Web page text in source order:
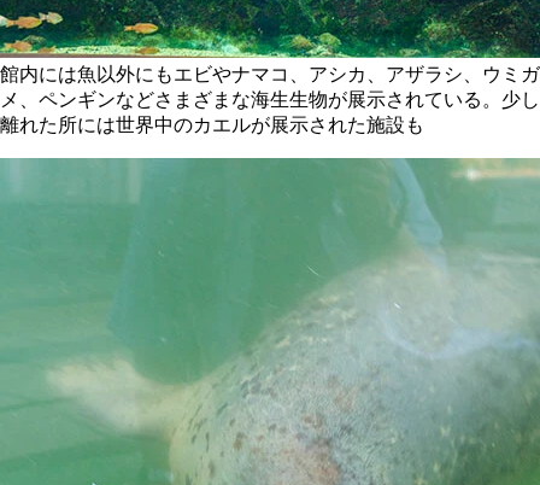
館内には魚以外にもエビやナマコ、アシカ、アザラシ、ウミガ
メ、ペンギンなどさまざまな海生生物が展示されている。少し
離れた所には世界中のカエルが展示された施設も